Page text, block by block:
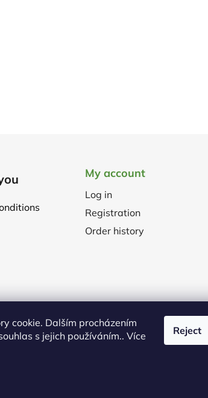
cookie. Dalším procházením
s jejich používáním.. Více
Reject
My account
Log in
Registration
Order history